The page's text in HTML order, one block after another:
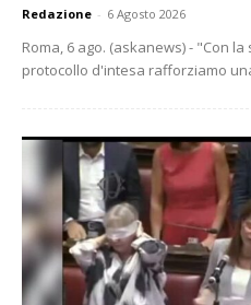
Redazione - 6 Agosto 2026
Roma, 6 ago. (askanews) - "Con
protocollo d'intesa rafforziamo